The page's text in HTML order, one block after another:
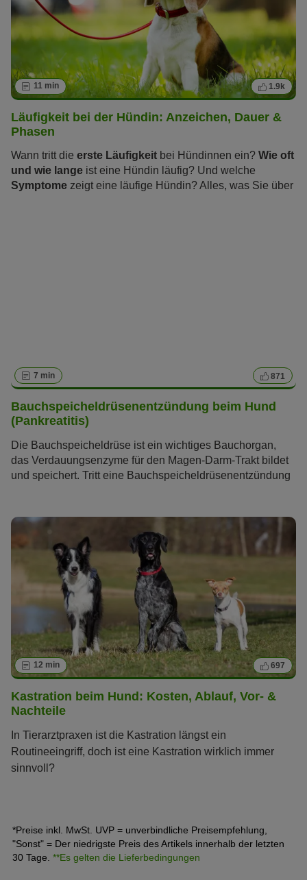
11 min 1.9k
Läufigkeit bei der Hündin: Anzeichen, Dauer &
Phasen
Wann tritt die erste Läufigkeit bei Hündinnen ein? Wie oft
und wie lange ist eine Hündin läufig? Und welche
Symptome zeigt eine läufige Hündin? Alles, was Sie über
7 min 871
Bauchspeicheldrüsenentzündung beim Hund
(Pankreatitis)
Die Bauchspeicheldrüse ist ein wichtiges Bauchorgan,
das Verdauungsenzyme für den Magen-Darm-Trakt bildet
und speichert. Tritt eine Bauchspeicheldrüsenentzündung
folgenden Artikel alles, was Sie über diese Krankheit
wissen müssen.
12 min 697
Kastration beim Hund: Kosten, Ablauf, Vor- &
Nachteile
In Tierarztpraxen ist die Kastration längst ein
Routineeingriff, doch ist eine Kastration wirklich immer
sinnvoll?
*Preise inkl. MwSt. UVP = unverbindliche Preisempfehlung,
"Sonst" = Der niedrigste Preis des Artikels innerhalb der letzten
30 Tage. **Es gelten die Lieferbedingungen